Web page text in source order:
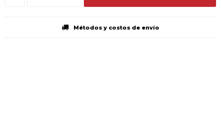
Métodos y costos de envío